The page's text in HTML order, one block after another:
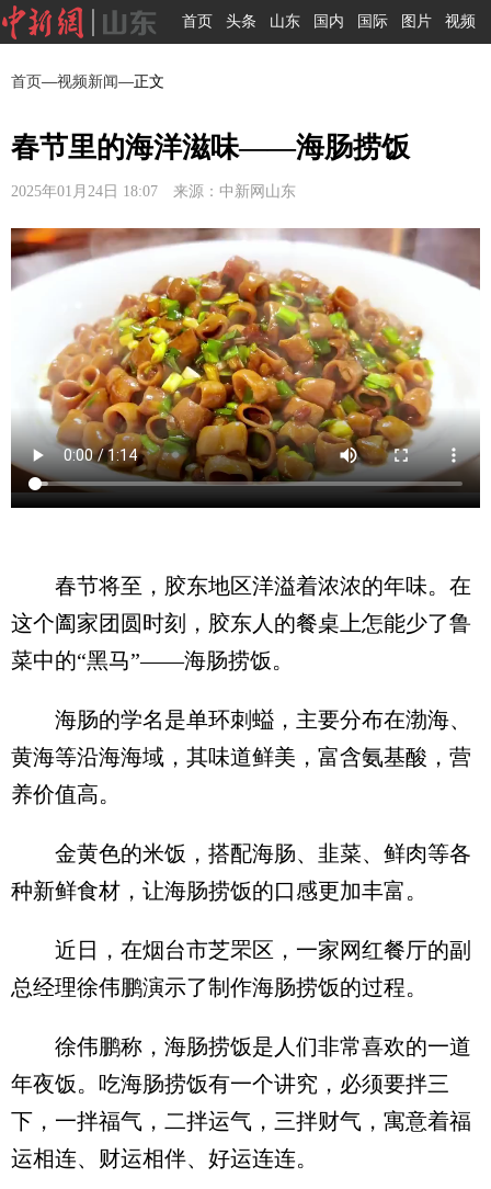
首页 头条 山东 国内 国际 图片 视频
首页—视频新闻—正文
春节里的海洋滋味——海肠捞饭
2025年01月24日 18:07 来源：中新网山东
春节将至，胶东地区洋溢着浓浓的年味。在
这个阖家团圆时刻，胶东人的餐桌上怎能少了鲁
菜中的“黑马”——海肠捞饭。
海肠的学名是单环刺螠，主要分布在渤海、
黄海等沿海海域，其味道鲜美，富含氨基酸，营
养价值高。
金黄色的米饭，搭配海肠、韭菜、鲜肉等各
种新鲜食材，让海肠捞饭的口感更加丰富。
近日，在烟台市芝罘区，一家网红餐厅的副
总经理徐伟鹏演示了制作海肠捞饭的过程。
徐伟鹏称，海肠捞饭是人们非常喜欢的一道
年夜饭。吃海肠捞饭有一个讲究，必须要拌三
下，一拌福气，二拌运气，三拌财气，寓意着福
运相连、财运相伴、好运连连。